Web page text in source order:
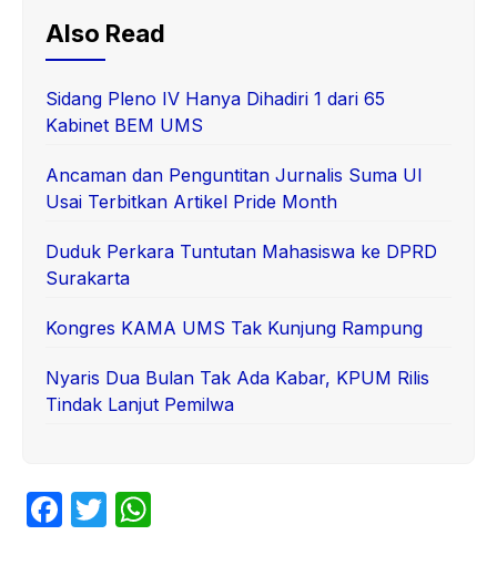
Also Read
Sidang Pleno IV Hanya Dihadiri 1 dari 65
Kabinet BEM UMS
Ancaman dan Penguntitan Jurnalis Suma UI
Usai Terbitkan Artikel Pride Month
Duduk Perkara Tuntutan Mahasiswa ke DPRD
Surakarta
Kongres KAMA UMS Tak Kunjung Rampung
Nyaris Dua Bulan Tak Ada Kabar, KPUM Rilis
Tindak Lanjut Pemilwa
F
T